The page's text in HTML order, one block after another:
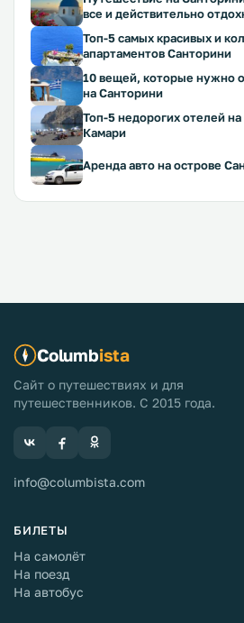
все и действительно
Топ-5 самых красивых и
апартаментов Санторини
10 вещей, которые нужно
на Санторини
Топ-5 недорогих отелей
Камари
Аренда авто на острове
Columbista
Сайт о путешествиях и для
путешественников. С 2015 года.
info@columbista.com
БИЛЕТЫ
На самолёт
На поезд
На автобус